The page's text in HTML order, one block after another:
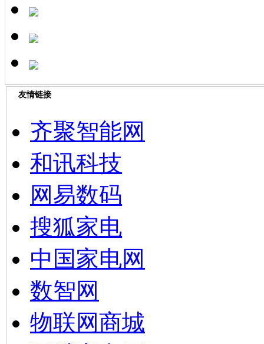
友情链接
齐聚智能网
和讯科技
网易数码
搜狐家电
中国家电网
数智网
物联网商城